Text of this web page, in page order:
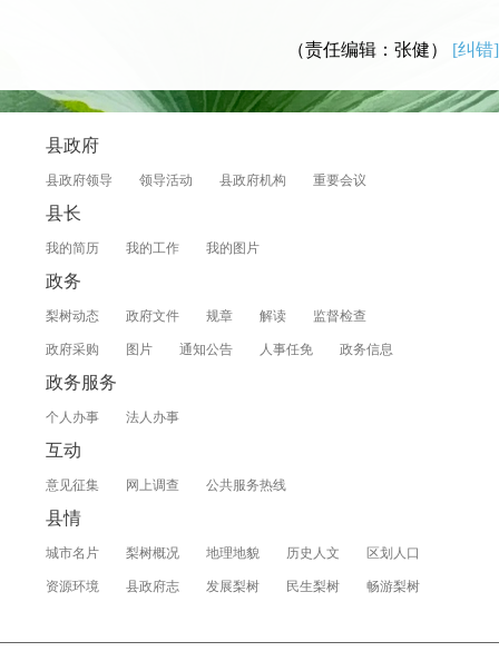
（责任编辑：张健） [纠错]
县政府
县政府领导 领导活动 县政府机构 重要会议
县长
我的简历 我的工作 我的图片
政务
梨树动态 政府文件 规章 解读 监督检查
政府采购 图片 通知公告 人事任免 政务信息
政务服务
个人办事 法人办事
互动
意见征集 网上调查 公共服务热线
县情
城市名片 梨树概况 地理地貌 历史人文 区划人口
资源环境 县政府志 发展梨树 民生梨树 畅游梨树